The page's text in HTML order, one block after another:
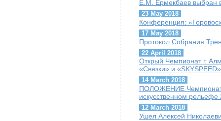
Е.М. Ермекбаев выбран
23 May 2018
Конференция:
17 May 2018
Протокол Собрания
22 April 2018
Открый Чемпионат г.
«Связки» и «SKYSPEED»
14 March 2018
ПОЛОЖЕНИЕ
искусственном рельефе
12 March 2018
Ушел Алексей